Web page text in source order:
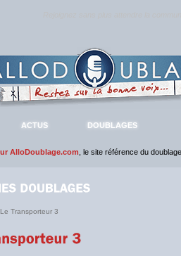
ACTUS DOUBLAGES
AlloDoublage.com , le site référence du
Le Transporteur 3